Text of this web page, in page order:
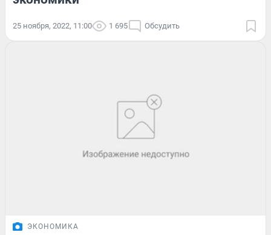
25 ноября, 2022, 11:00 1 695 Обсудить
ЭКОНОМИКА